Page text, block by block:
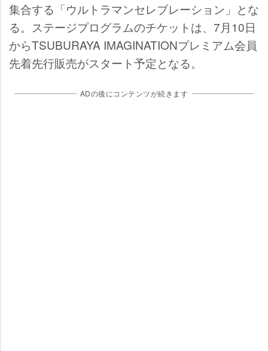
集合する「ウルトラマンセレブレーション」とな
る。ステージプログラムのチケットは、7月10日
からTSUBURAYA IMAGINATIONプレミアム会員
先着先行販売がスタート予定となる。
ADの後にコンテンツが続きます